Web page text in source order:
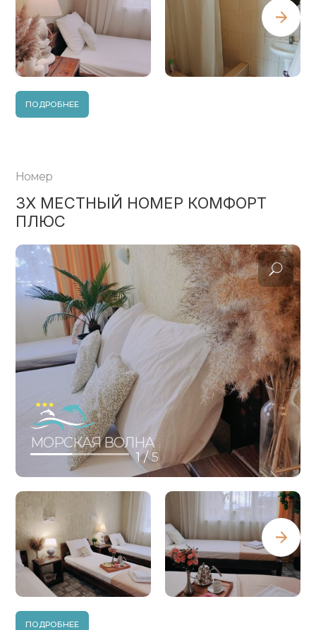
ПОДРОБНЕЕ
Номер
3Х МЕСТНЫЙ НОМЕР КОМФОРТ
ПЛЮС
МОРСКАЯ ВОЛНА
1 /5
ПОДРОБНЕЕ